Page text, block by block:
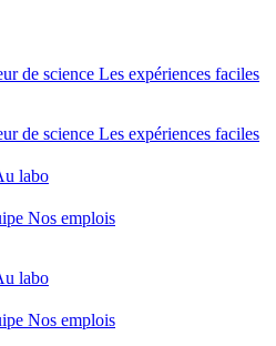
de science Les expériences faciles
de science Les expériences faciles
labo
Nos emplois
labo
Nos emplois